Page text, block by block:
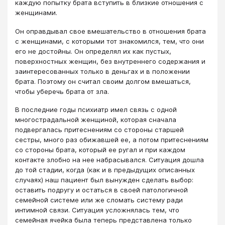
каждую попытку брата вступить в близкие отношения с
женщинами.
Он оправдывал свое вмешательство в отношения брата
с женщинами, с которыми тот знакомился, тем, что они
его не достойны. Он определял их как пустых,
поверхностных женщин, без внутреннего содержания и
заинтересованных только в деньгах и в положении
брата. Поэтому он считал своим долгом вмешаться,
чтобы уберечь брата от зла.
В последние годы психиатр имел связь с одной
многострадальной женщиной, которая сначала
подвергалась притеснениям со стороны старшей
сестры, много раз обижавшей ее, а потом притеснениям
со стороны брата, который ее ругал и при каждом
контакте злобно на нее набрасывался. Ситуация дошла
до той стадии, когда (как и в предыдущих описанных
случаях) наш пациент был вынужден сделать выбор:
оставить подругу и остаться в своей патологичной
семейной системе или же сломать систему ради
интимной связи. Ситуация усложнялась тем, что
семейная ячейка была теперь представлена только